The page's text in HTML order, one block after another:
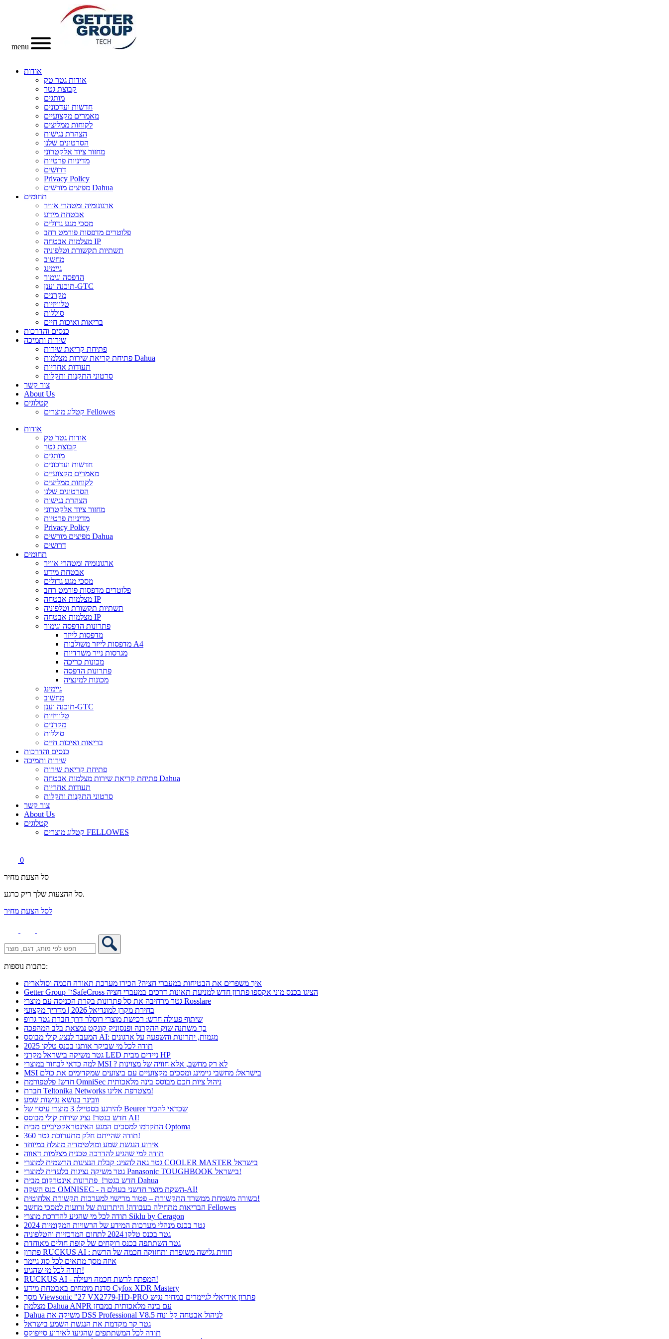
menu
אודות
אודות גטר טק
קבוצת גטר
מותגים
חדשות ועדכונים
מאמרים מקצועיים
לקוחות ממליצים
הצהרת נגישות
הסרטונים שלנו
מחזור ציוד אלקטרוני
מדיניות פרטיות
דרושים
Privacy Policy
מפיצים מורשים Dahua
תחומים
ארגונומיה ומטהרי אוויר
אבטחת מידע
מסכי מגע גדולים
פלוטרים מדפסות פורמט רחב
מצלמות אבטחה IP
תשתיות תקשורת וטלפוניה
מחשוב
גיימינג
הדפסה וגימור
תוכנה וענן-GTC
מקרנים
טלוויזיות
סוללות
בריאות ואיכות חיים
כנסים והדרכות
שירות ותמיכה
פתיחת קריאת שירות
פתיחת קריאת שירות מצלמות Dahua
תעודות אחריות
סרטוני התקנות ותקלות
צור קשר
About Us
קטלוגים
קטלוג מוצרים Fellowes
אודות
אודות גטר טק
קבוצת גטר
מותגים
חדשות ועדכונים
מאמרים מקצועיים
לקוחות ממליצים
הסרטונים שלנו
הצהרת נגישות
מחזור ציוד אלקטרוני
מדיניות פרטיות
Privacy Policy
מפיצים מורשים Dahua
דרושים
תחומים
ארגונומיה ומטהרי אוויר
אבטחת מידע
מסכי מגע גדולים
פלוטרים מדפסות פורמט רחב
מצלמות אבטחה IP
תשתיות תקשורת וטלפוניה
מצלמות אבטחה IP
פתרונות הדפסה וגימור
מדפסות לייזר
מדפסות לייזר משולבות A4
מגרסות נייר משרדיות
מכונות כריכה
פתרונות הדפסה
מכונות למינציה
גיימינג
מחשוב
תוכנה וענן-GTC
טלוויזיות
מקרנים
סוללות
בריאות ואיכות חיים
כנסים והדרכות
שירות ותמיכה
פתיחת קריאת שירות
פתיחת קריאת שירות מצלמות אבטחה Dahua
תעודות אחריות
סרטוני התקנות ותקלות
צור קשר
About Us
קטלוגים
קטלוג מוצרים FELLOWES
0
סל הצעת מחיר
סל ההצעות שלך ריק כרגע.
לסל הצעת מחיר
כתבות נוספות:
איך משפרים את הבטיחות במעברי חציה? הכירו מערכת תאורה חכמה וסולארית
Getter Group ו־SafeCross הציגו בכנס מוני אקספו פתרון חדש למניעת תאונות דרכים במעברי חציה
גטר מרחיבה את סל פתרונות בקרת הכניסה עם מוצרי Rosslare
בחירת מקרן למונדיאל 2026 | מדריך מקצועי
שיתוף פעולה חדש: רכישת מוצרי רוסלר דרך חברת גטר גרופ
כך משתנה שוק ההקרנה ופנסוניק קונקט נמצאת בלב המהפכה
המעבר לנציג קולי מבוסס AI: מגמות, יתרונות והשפעה על ארגונים
תודה לכל מי שביקר אותנו בכנס טלקו 2025
גטר משיקה בישראל מקרני LED ניידים מבית HP
למה כדאי לבחור במוצרי MSI ? לא רק מחשב, אלא חוויה של מצוינות
MSI בישראל: מחשבי גיימינג ומסכים מקצועיים עם ביצועים שמקדימים את כולם
חדש! פלטפורמת OmniSec ניהול ציות חכם מבוסס בינה מלאכותית
חברת Teltonika Networks מצטרפת אלינו!
וובינר בנושא נגישות שמע
להירגע בסטייל: 3 מוצרי עיסוי של Beurer שכדאי להכיר
חדש בגטר! נציג שירות קולי מבוסס AI!
התקדמו למסכים המגע האינטראקטיביים מבית Optoma
תודה שהייתם חלק מתערוכת גטר 360!
אירוע הנגשת שמע ומולטימדיה מוצלח במיוחד
תודה למי שהגיע להדרכה טכנית מצלמות דאווה
גטר גאה להציג: קבלת הנציגות הרשמית למוצרי COOLER MASTER בישראל
גטר משיקה נציגות בלעדית למוצרי Panasonic TOUGHBOOK בישראל!
חדש בגטר! פתרונות אינטרקום מבית Dahua
כנס השקה OMNISEC - השקת מוצר חדשני בעולם ה-AI!
בשורה משמחת ממשרד התקשורת – פטור מרישוי למערכות תקשורת אלחוטית!
הבריאות מתחילה בעבודה! היתרונות של זרועות למסכי מחשב Fellowes
תודה לכל מי שהגיע להדרכת מוצרי Siklu by Ceragon
גטר בכנס מנהלי מערכות המידע של הרשויות המקומיות 2024
גטר בכנס טלקו 2024 לתחום המרכזיות והטלפוניה
גטר השתתפה בכנס רוקחים של קופת חולים מאוחדת
פתרון RUCKUS AI : חווית גלישה משופרת ותחזוקה חכמה של הרשת
איזה מסך מתאים לכל סוג גיימר
תודה לכל מי שהגיע!
RUCKUS AI - המפתח לרשת חכמה ויעילה!
סדנת מומחים באבטחת מידע Cyfox XDR Mastery
מסך Viewsonic "27 VX2779-HD-PRO פתרון אידיאלי לגיימרים במחיר נגיש
מצלמת Dahua ANPR עם בינה מלאכותית במבחן
Dahua משיקה את DSS Professional V8.5 לניהול אבטחה קל ונוח
גטר קר מקדמת את הנגשת השמע בישראל
תודה לכל המשתתפים שהגיעו לאירוע סייפוקס